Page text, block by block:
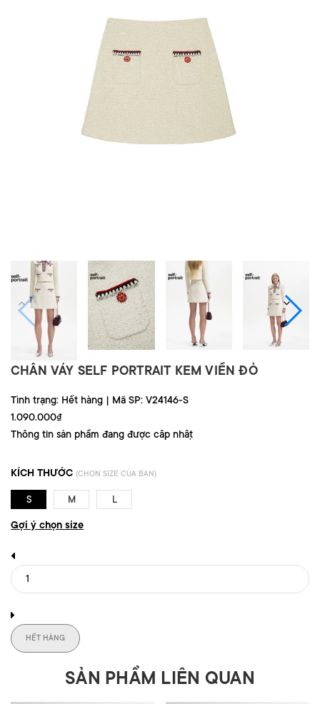
CHÂN VÁY SELF PORTRAIT KEM VIỀN ĐỎ
Tình trạng: Hết hàng | Mã SP: V24146-S
1.090.000₫
Thông tin sản phẩm đang được cập nhật
KÍCH THƯỚC (CHỌN SIZE CỦA BẠN)
S M L
Gợi ý chọn size
HẾT HÀNG
SẢN PHẨM LIÊN QUAN